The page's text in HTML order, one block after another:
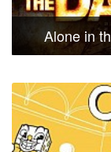
Alone in